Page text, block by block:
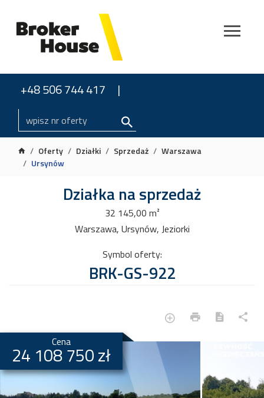
+48 506 744 417
Oferty Działki Sprzedaż
Warszawa
Ursynów
Działka na sprzedaż
32 145,00 m²
Warszawa, Ursynów, Jeziorki
Symbol oferty:
BRK-GS-922
Cena
24 108 750 zł